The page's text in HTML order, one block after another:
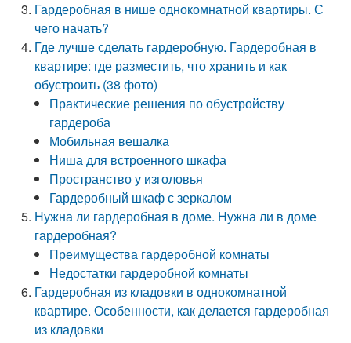
Гардеробная в нише однокомнатной квартиры. С
чего начать?
Где лучше сделать гардеробную. Гардеробная в
квартире: где разместить, что хранить и как
обустроить (38 фото)
Практические решения по обустройству
гардероба
Мобильная вешалка
Ниша для встроенного шкафа
Пространство у изголовья
Гардеробный шкаф с зеркалом
Нужна ли гардеробная в доме. Нужна ли в доме
гардеробная?
Преимущества гардеробной комнаты
Недостатки гардеробной комнаты
Гардеробная из кладовки в однокомнатной
квартире. Особенности, как делается гардеробная
из кладовки